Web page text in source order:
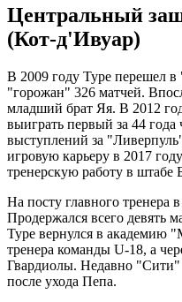
Центральный
(Кот-д'Ивуар)
В 2009 году Туре перешел
"горожан" 326 матчей.
младший брат Яя. В 2012
выиграть первый за 44
выступлений за
игровую карьеру в 2017
тренерскую работу в штабе
На посту главного тренера
Продержался всего девять
Туре вернулся в академию
тренера команды U-18, а
Гвардиолы. Недавно "Сити"
после ухода Пепа.